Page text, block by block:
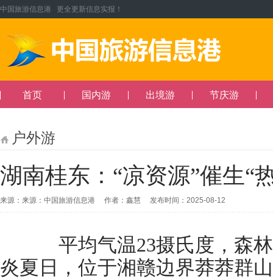
中国旅游信息港 更全更新信息实报！
首页 国内游 出境游 节庆游
户外游
湖南桂东：“凉资源”催生“
来源：来源：中国旅游信息港 作者：鑫慧 发布时间：2025-08-12
平均气温23摄氏度，森
炎夏日，位于湘赣边界莽莽群